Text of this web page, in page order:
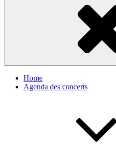
Home
Agenda des concerts